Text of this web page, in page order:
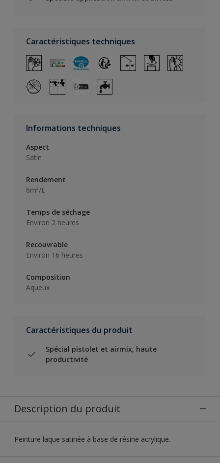
Caractéristiques techniques
Informations techniques
Aspect
Satin
Rendement
6m²/L
Temps de séchage
Environ 2 heures
Recouvrable
Environ 16 heures
Composition
Aqueux
Caractéristiques du produit
Spécial pistolet et airmix, haute
productivité
Description du produit
Peinture laque satinée à base de résine acrylique.